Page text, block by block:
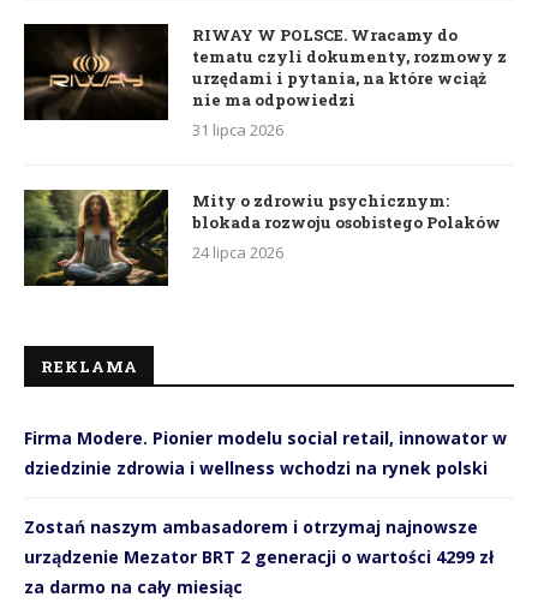
RIWAY W POLSCE. Wracamy do
tematu czyli dokumenty, rozmowy z
urzędami i pytania, na które wciąż
nie ma odpowiedzi
31 lipca 2026
Mity o zdrowiu psychicznym:
blokada rozwoju osobistego Polaków
24 lipca 2026
REKLAMA
Firma Modere. Pionier modelu social retail, innowator w
dziedzinie zdrowia i wellness wchodzi na rynek polski
Zostań naszym ambasadorem i otrzymaj najnowsze
urządzenie Mezator BRT 2 generacji o wartości 4299 zł
za darmo na cały miesiąc